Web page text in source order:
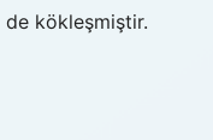
de kökleşmiştir.